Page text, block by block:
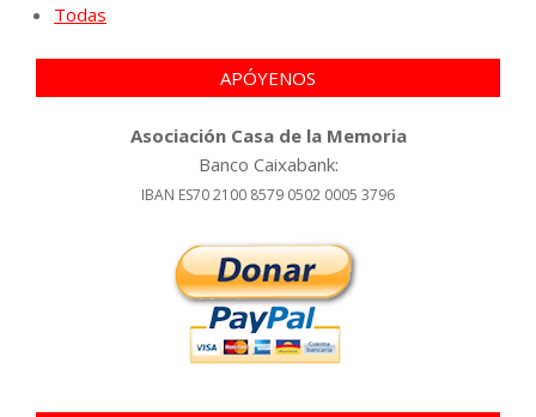
Todas
APÓYENOS
Asociación Casa de la Memoria
Banco Caixabank:
IBAN ES70 2100 8579 0502 0005 3796